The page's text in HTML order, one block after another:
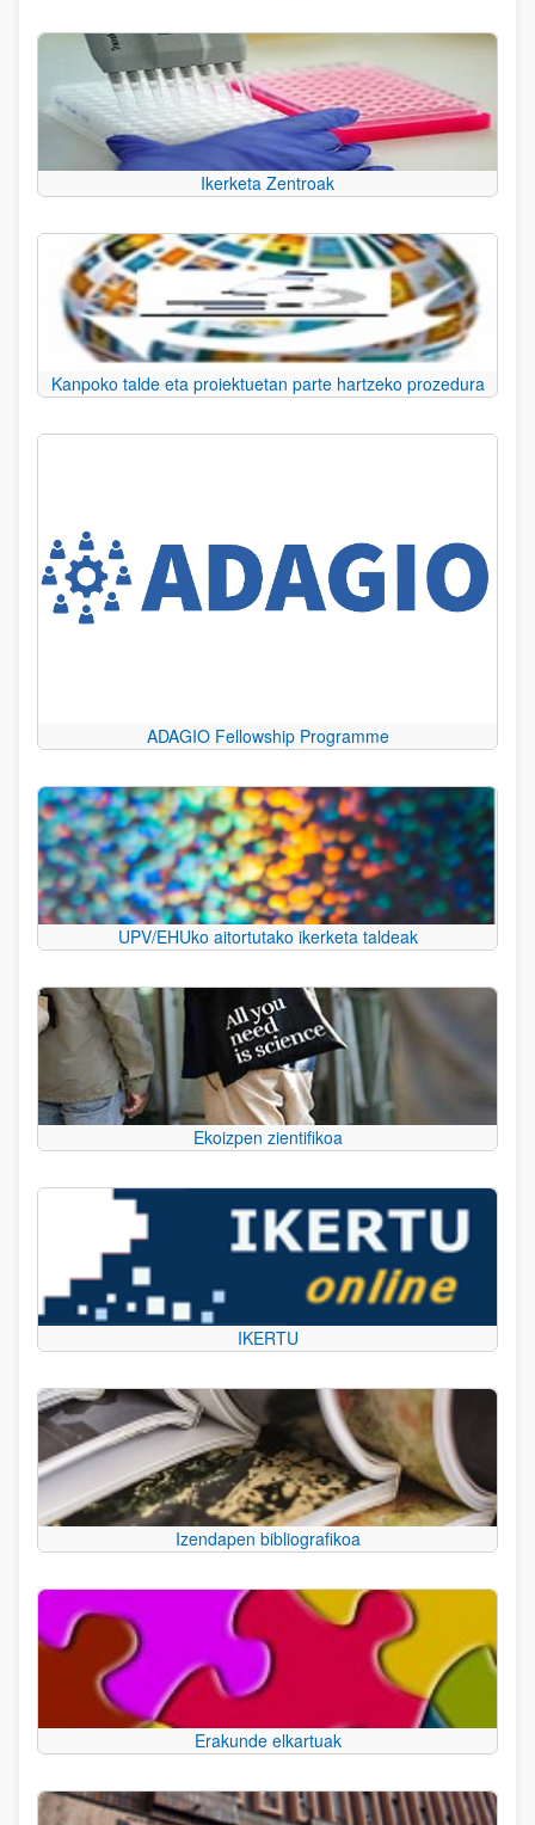
Ikerketa Zentroak
Kanpoko talde eta proiektuetan parte hartzeko prozedura
ADAGIO Fellowship Programme
UPV/EHUko aitortutako ikerketa taldeak
Ekoizpen zientifikoa
IKERTU
Izendapen bibliografikoa
Erakunde elkartuak